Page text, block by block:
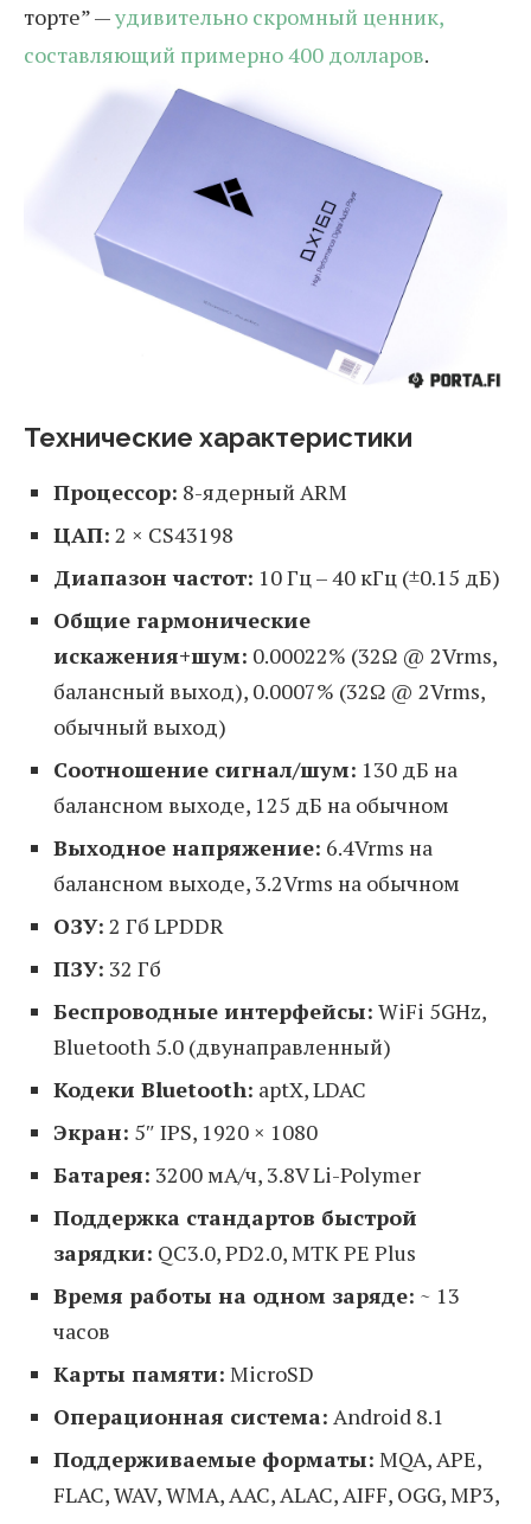
торте” —удивительно скромный ценник,
составляющий примерно 400 долларов.
Технические характеристики
Процессор: 8-ядерный ARM
ЦАП: 2 × CS43198
Диапазон частот: 10 Гц – 40 кГц (±0.15 дБ)
Общие гармонические
искажения+шум: 0.00022% (32Ω @ 2Vrms,
балансный выход), 0.0007% (32Ω @ 2Vrms,
обычный выход)
Соотношение сигнал/шум: 130 дБ на
балансном выходе, 125 дБ на обычном
Выходное напряжение: 6.4Vrms на
балансном выходе, 3.2Vrms на обычном
ОЗУ: 2 Гб LPDDR
ПЗУ: 32 Гб
Беспроводные интерфейсы: WiFi 5GHz,
Bluetooth 5.0 (двунаправленный)
Кодеки Bluetooth: aptX, LDAC
Экран: 5″ IPS, 1920 × 1080
Батарея: 3200 мА/ч, 3.8V Li-Polymer
Поддержка стандартов быстрой
зарядки: QC3.0, PD2.0, MTK PE Plus
Время работы на одном заряде: ~ 13
часов
Карты памяти: MicroSD
Операционная система: Android 8.1
Поддерживаемые форматы: MQA, APE,
FLAC, WAV, WMA, AAC, ALAC, AIFF, OGG, MP3,